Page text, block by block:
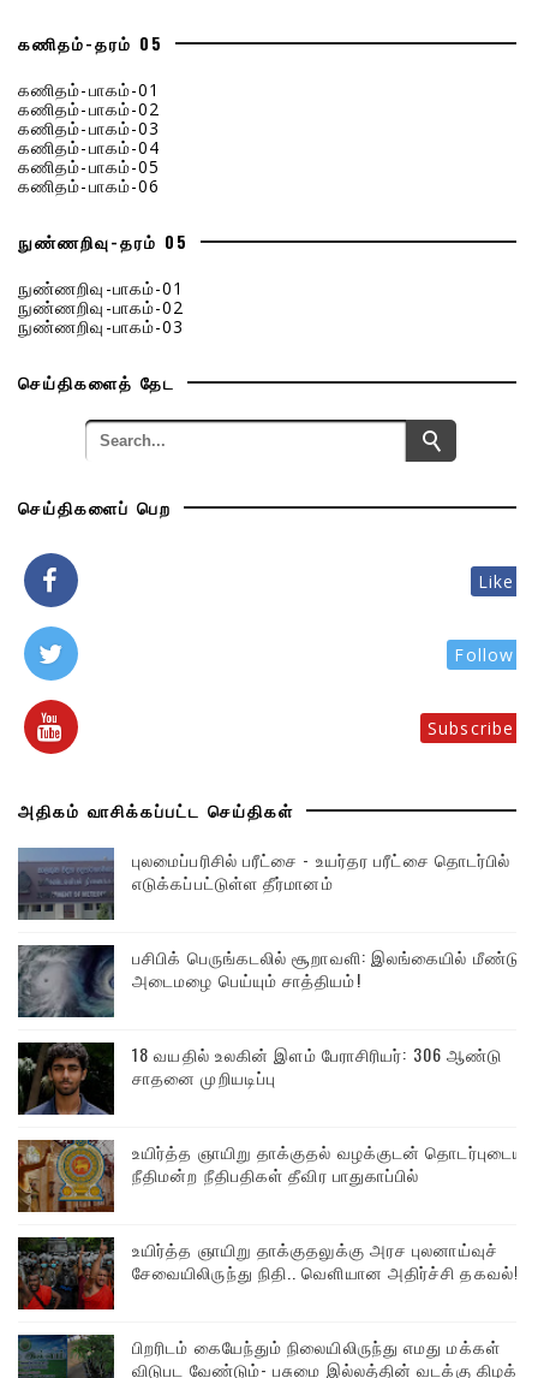
கணிதம்-தரம் 05
கணிதம்-பாகம்-01
கணிதம்-பாகம்-02
கணிதம்-பாகம்-03
கணிதம்-பாகம்-04
கணிதம்-பாகம்-05
கணிதம்-பாகம்-06
நுண்ணறிவு-தரம் 05
நுண்ணறிவு-பாகம்-01
நுண்ணறிவு-பாகம்-02
நுண்ணறிவு-பாகம்-03
செய்திகளைத் தேட
செய்திகளைப் பெற
Like
Follow
Subscribe
அதிகம் வாசிக்கப்பட்ட செய்திகள்
புலமைப்பரிசில் பரீட்சை - உயர்தர பரீட்சை தொடர்பில்
எடுக்கப்பட்டுள்ள தீர்மானம்
பசிபிக் பெருங்கடலில் சூறாவளி: இலங்கையில் மீண்டும்
அடைமழை பெய்யும் சாத்தியம்!
18 வயதில் உலகின் இளம் பேராசிரியர்: 306 ஆண்டு
சாதனை முறியடிப்பு
உயிர்த்த ஞாயிறு தாக்குதல் வழக்குடன் தொடர்புடைய
நீதிமன்ற நீதிபதிகள் தீவிர பாதுகாப்பில்
உயிர்த்த ஞாயிறு தாக்குதலுக்கு அரச புலனாய்வுச்
சேவையிலிருந்து நிதி.. வெளியான அதிர்ச்சி தகவல்!
பிறரிடம் கையேந்தும் நிலையிலிருந்து எமது மக்கள்
விடுபட வேண்டும்- பசுமை இல்லத்தின் வடக்கு கிழக்கு